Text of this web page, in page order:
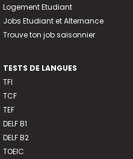
Logement Etudiant
Jobs Etudiant et Alternance
Trouve ton job saisonnier
TESTS DE LANGUES
TFI
TCF
TEF
DELF B1
DELF B2
TOEIC